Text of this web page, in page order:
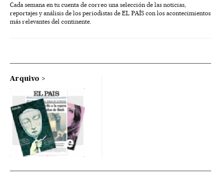
Cada semana en tu cuenta de correo una selección de las noticias,
reportajes y análisis de los periodistas de EL PAÍS con los acontecimientos
más relevantes del continente.
Arquivo